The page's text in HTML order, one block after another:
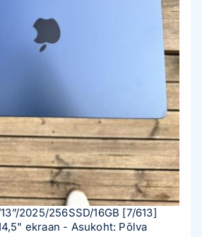
2025/256SSD/16GB [7/613]
ekraan - Asukoht: Põlva